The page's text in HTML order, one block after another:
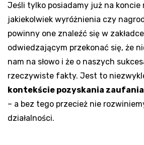
Jeśli tylko posiadamy już na koncie
jakiekolwiek wyróżnienia czy
powinny one znaleźć się w
odwiedzającym przekonać się, że
nam na słowo i że o naszych
rzeczywiste fakty. Jest to
kontekście pozyskania
– a bez tego przecież nie
działalności.